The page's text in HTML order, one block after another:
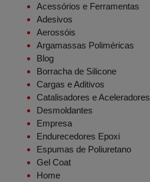
Acessórios e Ferramentas
Adesivos
Aerossóis
Argamassas Poliméricas
Blog
Borracha de Silicone
Cargas e Aditivos
Catalisadores e Aceleradores
Desmoldantes
Empresa
Endurecedores Epoxi
Espumas de Poliuretano
Gel Coat
Home